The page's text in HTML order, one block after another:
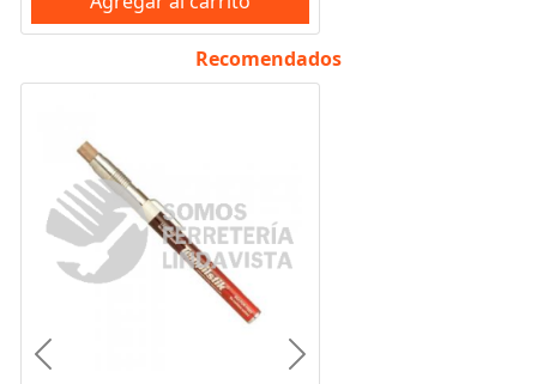
Recomendados
Anterior Siguiente